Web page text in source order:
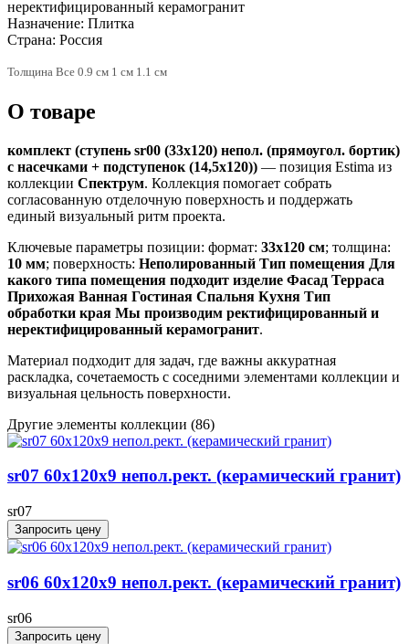
неректифицированный керамогранит
Назначение: Плитка
Страна: Россия
Толщина Все 0.9 см 1 см 1.1 см
О товаре
комплект (ступень sr00 (33x120) непол. (прямоугол. бортик)
с насечками + подступенок (14,5x120)) — позиция Estima из
коллекции Спектрум. Коллекция помогает собрать
согласованную отделочную поверхность и поддержать
единый визуальный ритм проекта.
Ключевые параметры позиции: формат: 33x120 см; толщина:
10 мм; поверхность: Неполированный Тип помещения Для
какого типа помещения подходит изделие Фасад Терраса
Прихожая Ванная Гостиная Спальня Кухня Тип
обработки края Мы производим ректифицированный и
неректифицированный керамогранит.
Материал подходит для задач, где важны аккуратная
раскладка, сочетаемость с соседними элементами коллекции и
визуальная цельность поверхности.
Другие элементы коллекции (86)
sr07 60x120х9 непол.рект. (керамический гранит)
sr07
Запросить цену
sr06 60x120х9 непол.рект. (керамический гранит)
sr06
Запросить цену